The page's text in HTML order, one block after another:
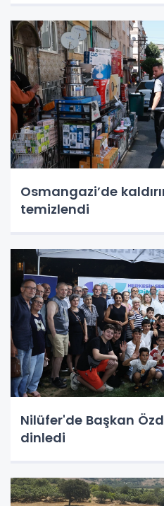
Osmangazi’de
temizlendi
Nilüfer'de Başkan
dinledi